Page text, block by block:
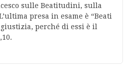
sulle Beatitudini, sulla
presa in esame è “Beati
perché di essi è il